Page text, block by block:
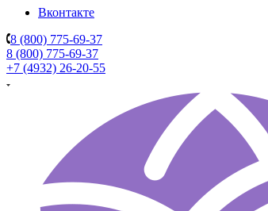
Вконтакте
8 (800) 775-69-37
8 (800) 775-69-37
+7 (4932) 26-20-55